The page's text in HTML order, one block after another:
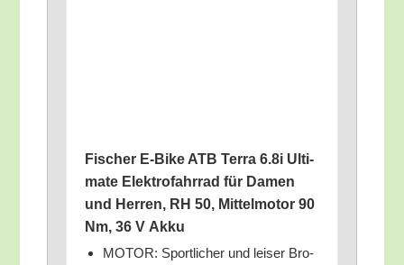
Fischer E‑Bike ATB Ter­ra 6.8i Ulti­
ma­te Elek­tro­fahr­rad für Damen
und Her­ren, RH 50, Mit­tel­mo­tor 90
Nm, 36 V Akku
MOTOR: Sport­li­cher und lei­ser Bro­